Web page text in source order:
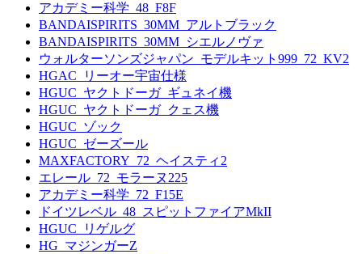
アカデミー科学_48_F8F
BANDAISPIRITS_30MM_アルトブラック
BANDAISPIRITS_30MM_シエルノヴァ
ウォルターソンズジャパン_モデルキット999_72_KV2
HGAC_リーオー宇宙仕様
HGUC_ヤクトドーガ_ギュネイ機
HGUC_ヤクトドーガ_クェス機
HGUC_ゾック
HGUC_ゼーズール
MAXFACTORY_72_ヘイスティ2
エレール_72_モラーヌ225
アカデミー科学_72_F15E
ドイツレベル_48_スピットファイアMkII
HGUC_リゲルグ
HG_マジンガーZ